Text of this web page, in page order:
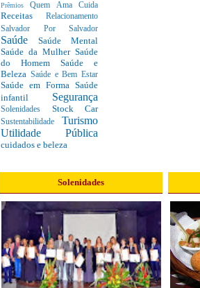
PrêmiosQuem Ama Cuida
Receitas Relacionamento
Salvador Por Salvador
Saúde Saúde Mental
Saúde da Mulher Saúde
do Homem Saúde e
Beleza Saúde e Bem Estar
Saúde em Forma Saúde
infantil Segurança
Solenidades Stock Car
Sustentabilidade Turismo
Utilidade Pública
cuidados e beleza
Solenidades